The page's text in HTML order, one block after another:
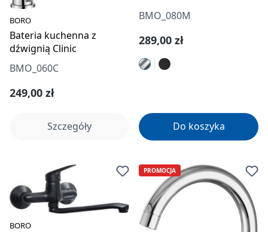
BORO
Bateria kuchenna z
dźwignią Clinic
BMO_060C
Cena regularna:
249,00 zł
Szczegóły
BMO_080M
Cena regularna:
289,00 zł
Do koszyka
BORO
PROMOCJA